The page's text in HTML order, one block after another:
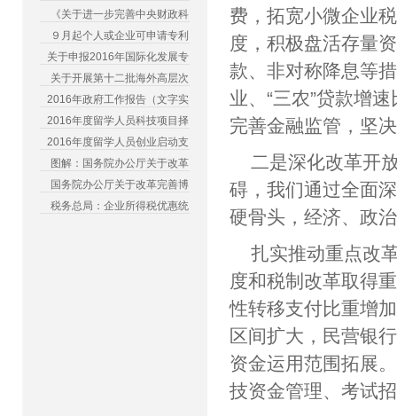
《关于进一步完善中央财政科
９月起个人或企业可申请专利
关于申报2016年国际化发展专
关于开展第十二批海外高层次
2016年政府工作报告（文字实
2016年度留学人员科技项目择
2016年度留学人员创业启动支
图解：国务院办公厅关于改革
国务院办公厅关于改革完善博
税务总局：企业所得税优惠统
费，拓宽小微企业
度，积极盘活存量
款、非对称降息等
业、“三农”贷款增
完善金融监管，坚
二是深化改革开
碍，我们通过全面
硬骨头，经济、政
扎实推动重点改
度和税制改革取得
性转移支付比重增
区间扩大，民营银
资金运用范围拓展
技资金管理、考试